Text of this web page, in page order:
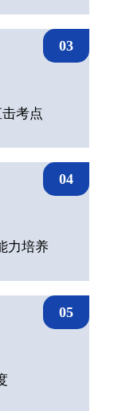
03
考点
04
力培养
05